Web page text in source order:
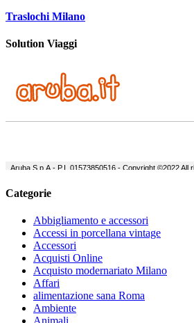
Traslochi Milano
Solution Viaggi
Categorie
Abbigliamento e accessori
Accessi in porcellana vintage
Accessori
Acquisti Online
Acquisto modernariato Milano
Affari
alimentazione sana Roma
Ambiente